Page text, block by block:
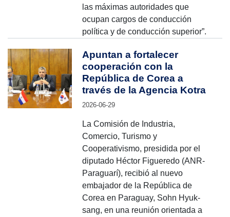
las máximas autoridades que
ocupan cargos de conducción
política y de conducción superior”.
Apuntan a fortalecer
cooperación con la
República de Corea a
través de la Agencia Kotra
2026-06-29
La Comisión de Industria,
Comercio, Turismo y
Cooperativismo, presidida por el
diputado Héctor Figueredo (ANR-
Paraguarí), recibió al nuevo
embajador de la República de
Corea en Paraguay, Sohn Hyuk-
sang, en una reunión orientada a